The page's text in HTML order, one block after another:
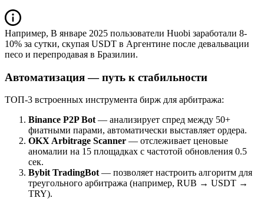
Например, В январе 2025 пользователи Huobi заработали 8-
10% за сутки, скупая USDT в Аргентине после девальвации
песо и перепродавая в Бразилии.
Автоматизация — путь к стабильности
ТОП-3 встроенных инструмента бирж для арбитража:
Binance P2P Bot— анализирует спред между 50+
фиатными парами, автоматически выставляет ордера.
OKX Arbitrage Scanner — отслеживает ценовые
аномалии на 15 площадках с частотой обновления 0.5
сек.
Bybit TradingBot— позволяет настроить алгоритм для
треугольного арбитража (например, RUB → USDT →
TRY).